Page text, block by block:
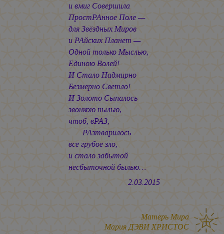
и вмиг Совершила
ПростРАнное Поле —
для Звёздных Миров
и РАйских Планет —
Одной только Мыслью,
Единою Волей!
И Стало Надмирно
Безмерно Светло!
И Золото Сыпалось
звонкою пылью,
чтоб, вРАЗ,
РАзтварилось
всё грубое зло,
и стало забытой
несбыточной былью…
2.03.2015
Матерь Мира
Мария ДЭВИ ХРИСТОС